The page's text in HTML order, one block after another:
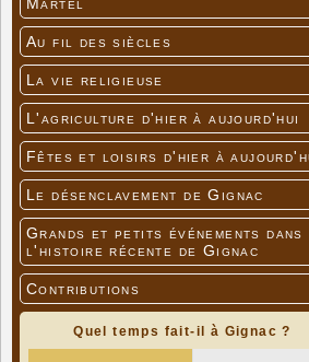
Martel
Au fil des siècles
La vie religieuse
L'agriculture d'hier à aujourd'hui
Fêtes et loisirs d'hier à
Le désenclavement de Gignac
Grands et petits événements dans
l'histoire récente de Gignac
Contributions
Quel temps fait-il à Gignac ?